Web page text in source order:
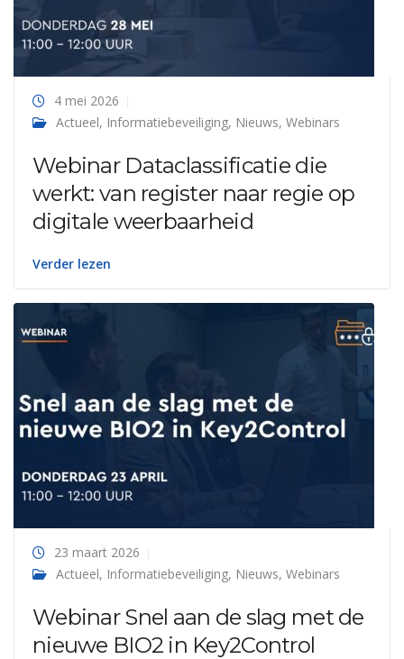
4 mei 2026
Actueel, Informatiebeveiliging, Nieuws, Webinars
Webinar Dataclassificatie die
werkt: van register naar regie op
digitale weerbaarheid
Verder lezen
23 maart 2026
Actueel, Informatiebeveiliging, Nieuws, Webinars
Webinar Snel aan de slag met de
nieuwe BIO2 in Key2Control